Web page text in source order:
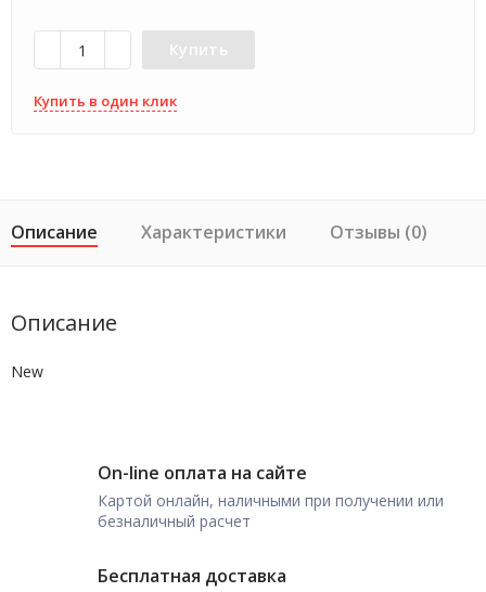
Купить
Купить в один клик
Описание Характеристики Отзывы (0)
Описание
New
On-line оплата на сайте
Картой онлайн, наличными при получении или
безналичный расчет
Бесплатная доставка